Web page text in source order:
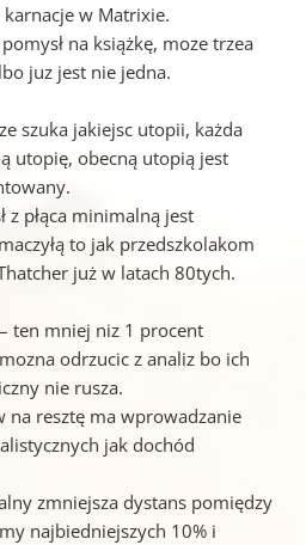
karnacje w Matrixie.
na książkę, moze trzea
juz jest nie jedna.
szuka jakiejsc utopii, każda
utopię, obecną utopią jest
z płąca minimalną jest
to jak przedszkolakom
już w latach 80tych.
ten mniej niz 1 procent
odrzucic z analiz bo ich
nie rusza.
na resztę ma wprowadzanie
jak dochód
zmniejsza dystans pomiędzy
najbiedniejszych 10% i